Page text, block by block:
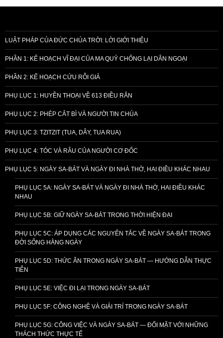
LUẬT PHÁP CỦA ĐỨC CHÚA TRỜI: LỜI GIỚI THIỆU
PHẦN 1: KẾ HOẠCH VĨ ĐẠI CỦA MA QUỶ CHỐNG LẠI DÂN NGOẠI
PHẦN 2: KẾ HOẠCH CỨU RỖI GIẢ
PHỤ LỤC 1: HUYỀN THOẠI VỀ 613 ĐIỀU RĂN
PHỤ LỤC 2: PHÉP CẮT BÌ VÀ NGƯỜI TIN CHÚA
PHỤ LỤC 3: TZITZIT (TUA, DÂY, TUA RUA)
PHỤ LỤC 4: TÓC VÀ RÂU CỦA NGƯỜI CƠ ĐỐC
PHỤ LỤC 5: NGÀY SA-BÁT VÀ NGÀY ĐI NHÀ THỜ, HAI ĐIỀU KHÁC NHAU
PHỤ LỤC 5A: NGÀY SA-BÁT VÀ NGÀY ĐI NHÀ THỜ, HAI ĐIỀU KHÁC
NHAU
PHỤ LỤC 5B: GIỮ NGÀY SA-BÁT TRONG THỜI HIỆN ĐẠI
PHỤ LỤC 5C: ÁP DỤNG CÁC NGUYÊN TẮC VỀ NGÀY SA-BÁT TRONG
ĐỜI SỐNG HẰNG NGÀY
PHỤ LỤC 5D: THỨC ĂN TRONG NGÀY SA-BÁT — HƯỚNG DẪN THỰC
TIỄN
PHỤ LỤC 5E: VIỆC ĐI LẠI TRONG NGÀY SA-BÁT
PHỤ LỤC 5F: CÔNG NGHỆ VÀ GIẢI TRÍ TRONG NGÀY SA-BÁT
PHỤ LỤC 5G: CÔNG VIỆC VÀ NGÀY SA-BÁT — ĐỐI MẶT VỚI NHỮNG
THÁCH THỨC THỰC TẾ